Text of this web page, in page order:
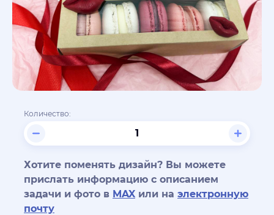
Количество:
Хотите поменять дизайн? Вы можете
прислать информацию с описанием
задачи и фото в MAX или на электронную
почту